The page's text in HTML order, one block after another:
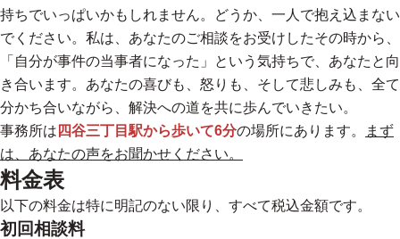
持ちでいっぱいかもしれません。どうか、一人で抱え込まない
でください。私は、あなたのご相談をお受けしたその時から、
「自分が事件の当事者になった」という気持ちで、あなたと向
き合います。 あなたの喜びも、怒りも、そして悲しみも、全て
分かち合いながら、解決への道を共に歩んでいきたい。
事務所は 四谷三丁目駅から歩いて6分の場所にあります。
まず
は、あなたの声をお聞かせください。
料金表
以下の料金は特に明記のない限り、すべて税込金額です。
初回相談料